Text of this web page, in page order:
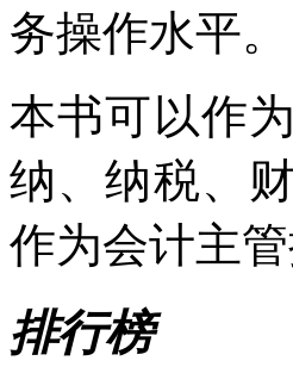
务操作水平。
本书可以作
纳、纳税、
作为会计主
排行榜